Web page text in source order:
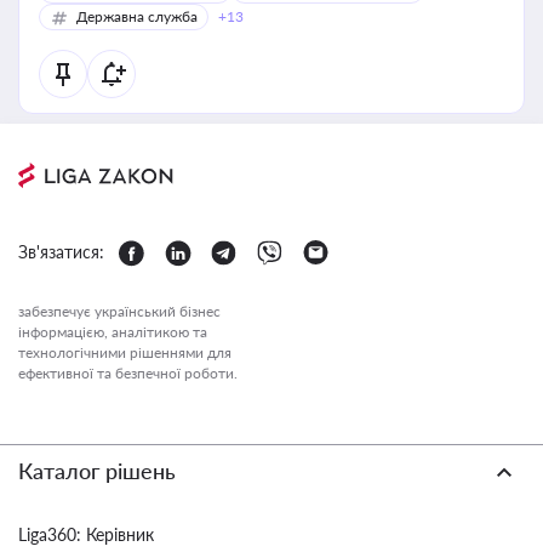
Державна служба
+13
Зв'язатися:
забезпечує український бізнес
інформацією, аналітикою та
технологічними рішеннями для
ефективної та безпечної роботи.
Каталог рішень
Liga360: Керівник